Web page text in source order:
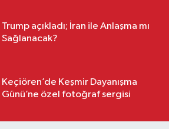
Trump açıkladı; İran ile Anlaşma mı
Sağlanacak?
Keçiören’de Keşmir Dayanışma
Günü’ne özel fotoğraf sergisi